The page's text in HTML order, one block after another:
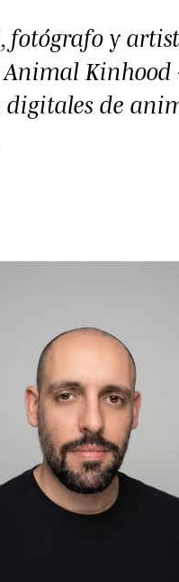
fotógrafo y
Animal
de